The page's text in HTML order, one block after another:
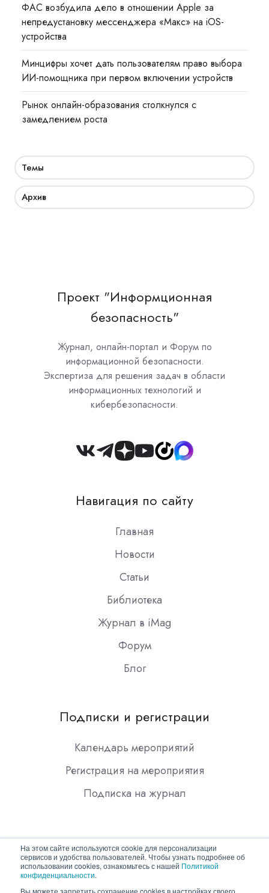
На этом сайте используются cookie для персонализации
сервисов и удобства пользователей. Чтобы узнать подробнее об
использовании cookies, ознакомьтесь с нашей Политикой
конфиденциальности.
Вы можете запретить сохранение cookies в настройках своего
ФАС возбудила дело в отношении Apple за
непредустановку мессенджера «Макс» на iOS-
устройства
Минцифры хочет дать пользователям право выбора
ИИ-помощника при первом включении устройств
Рынок онлайн-образования столкнулся с
замедлением роста
Темы
Архив
Проект "Информционная
безопасность"
Журнал, онлайн-портал и Форум по
информационной безопасности.
Экспертиза для решения задач в области
информационных технологий и
кибербезопасности.
Join
Slack
Навигация по сайту
Главная
Новости
Статьи
Библиотека
Журнал в iMag
Форум
Блог
Подписки и регистрации
Календарь мероприятий
Регистрация на мероприятия
Подписка на журнал
Copyright © 2026 ООО "Гротек"